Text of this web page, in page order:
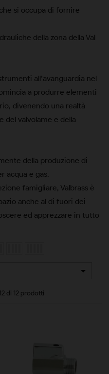
si occupa di fornire
della zona della Val
all’avanguardia nel
a produrre elementi
divenendo una realtà
del valvolame e della
della produzione di
acqua e gas.
famigliare, Valbrass è
anche al di fuori dei
ed apprezzare in tutto

di 12 prodotti